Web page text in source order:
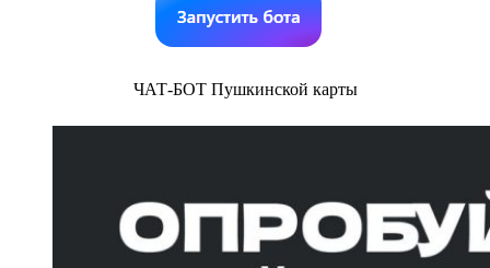
ЧАТ-БОТ Пушкинской карты